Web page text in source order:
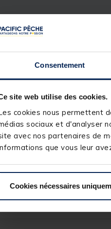
Consentement
site web utilise des cookies.
cookies nous permettent
sociaux et d'analyser
avec nos partenaires de
que vous leur
Cookies nécessaires
permet de boosté vos